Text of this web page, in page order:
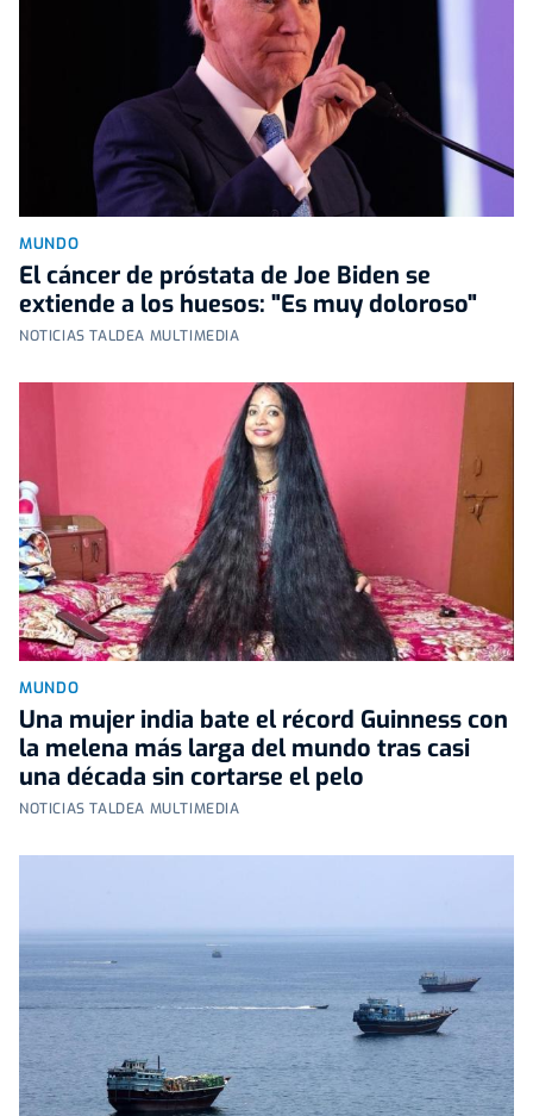
MUNDO
El cáncer de próstata de Joe Biden se
extiende a los huesos: "Es muy doloroso"
NOTICIAS TALDEA MULTIMEDIA
MUNDO
Una mujer india bate el récord Guinness con
la melena más larga del mundo tras casi
una década sin cortarse el pelo
NOTICIAS TALDEA MULTIMEDIA